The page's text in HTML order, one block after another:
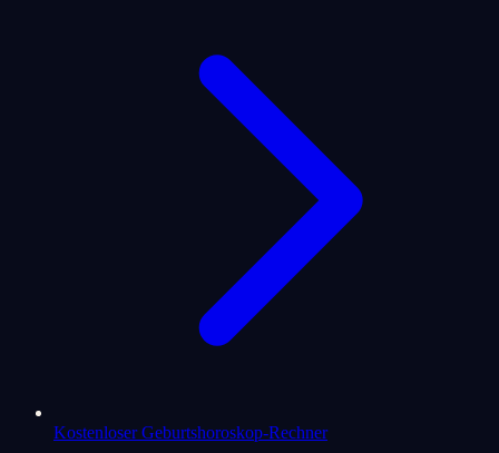
Kostenloser Geburtshoroskop-Rechner